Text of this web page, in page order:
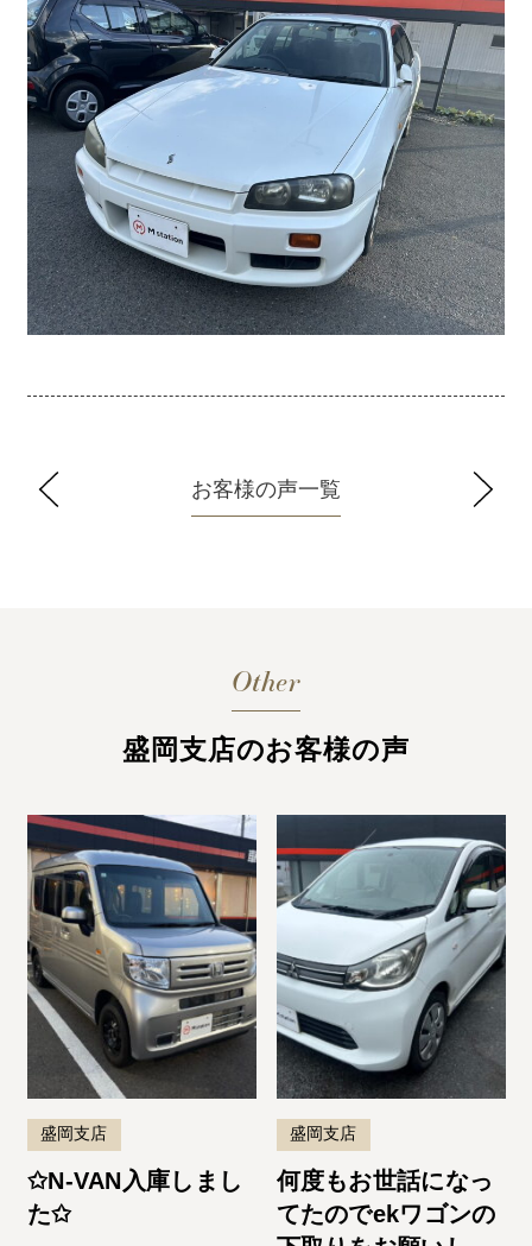
お客様の声一覧
Other
盛岡支店のお客様の声
盛岡支店
✩N-VAN入庫しまし
た✩
盛岡支店
何度もお世話になっ
てたのでekワゴンの